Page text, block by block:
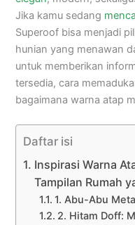
Jika kamu sedang
Superoof bisa menjadi
hunian yang menawan
untuk memberikan
tersedia, cara
bagaimana warna atap
Daftar isi
Inspirasi Warna
Tampilan Rumah
1. Abu-Abu
2. Hitam Doff: